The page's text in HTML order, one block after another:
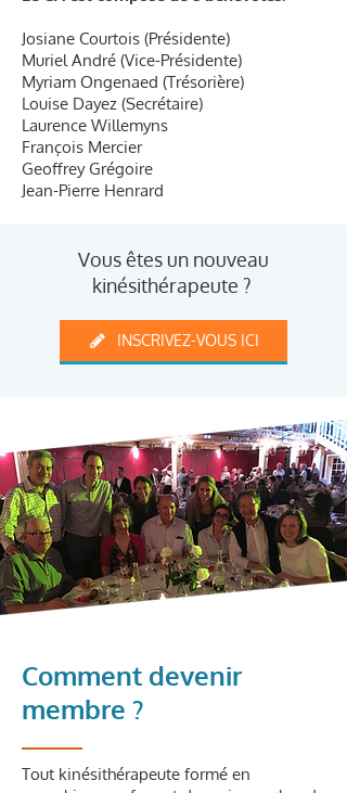
Josiane Courtois (Présidente)
Muriel André (Vice-Présidente)
Myriam Ongenaed (Trésorière)
Louise Dayez (Secrétaire)
Laurence Willemyns
François Mercier
Geoffrey Grégoire
Jean-Pierre Henrard
Vous êtes un nouveau
kinésithérapeute ?
INSCRIVEZ-VOUS ICI
Comment devenir
membre ?
Tout kinésithérapeute formé en